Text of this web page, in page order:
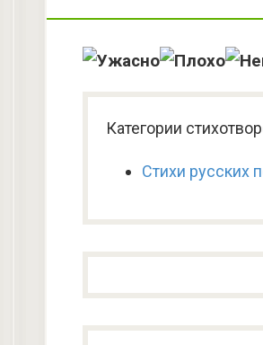
Категории
Стихи русских